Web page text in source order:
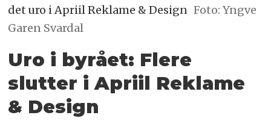
det uro i Apriil Reklame & Design Foto: Yngve
Garen Svardal
Uro i byrået: Flere
slutter i Apriil Reklame
& Design